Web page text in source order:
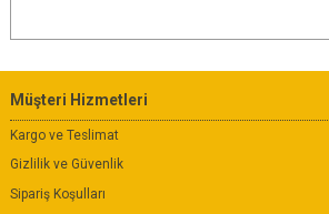
Müşteri Hizmetleri
Kargo ve Teslimat
Gizlilik ve Güvenlik
Sipariş Koşulları